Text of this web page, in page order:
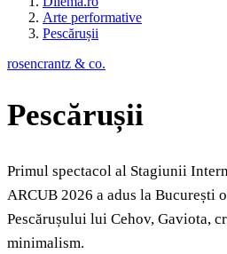
Arte performative
Pescărușii
rosencrantz & co.
Pescărușii
Primul spectacol al Stagiunii
ARCUB 2026 a adus la București
Pescărușului lui Cehov, Gaviota,
minimalism.